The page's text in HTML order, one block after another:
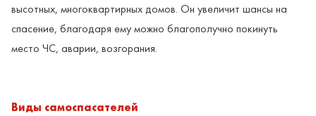
высотных, многоквартирных домов. Он увеличит шансы на
спасение, благодаря ему можно благополучно покинуть
место ЧС, аварии, возгорания.
Виды самоспасателей